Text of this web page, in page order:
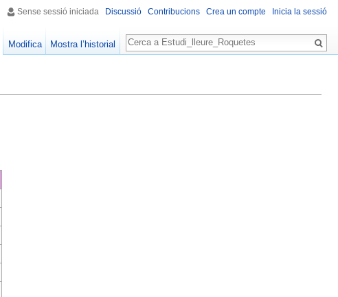
Sense sessió iniciada Discussió Contribucions Crea un compte Inicia la sessió
Modifica Mostra l’historial
Cerca